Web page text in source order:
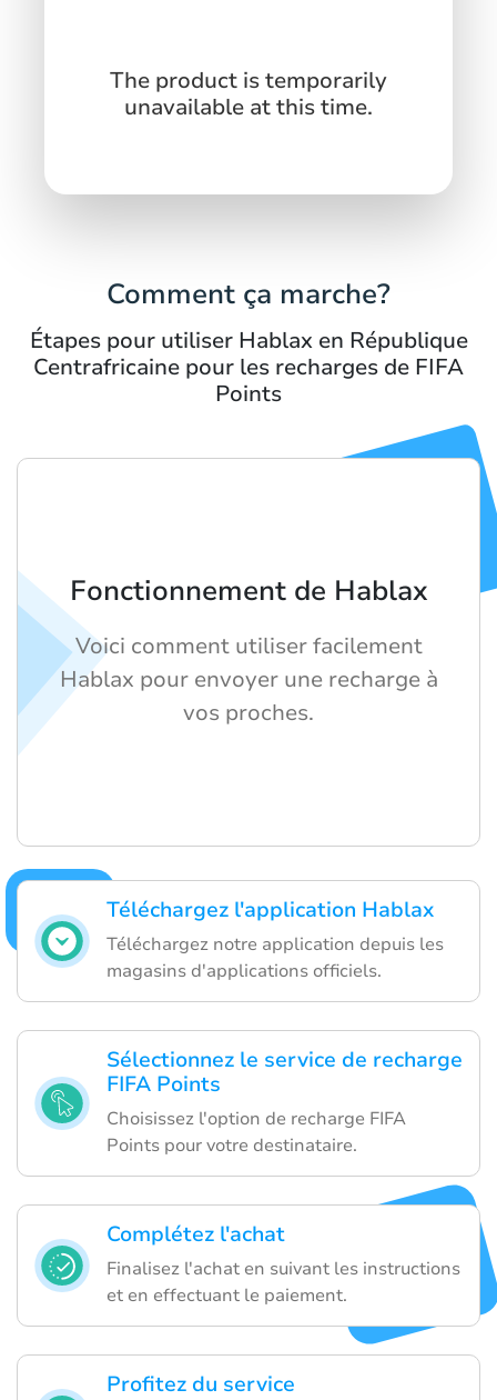
The product is temporarily
unavailable at this time.
Comment ça marche?
Étapes pour utiliser Hablax en République
Centrafricaine pour les recharges de FIFA
Points
Téléchargez l'application Hablax
Téléchargez notre application depuis les
magasins d'applications officiels.
Sélectionnez le service de recharge
FIFA Points
Choisissez l'option de recharge FIFA
Points pour votre destinataire.
Complétez l'achat
Finalisez l'achat en suivant les instructions
et en effectuant le paiement.
Profitez du service
Fonctionnement de Hablax
Voici comment utiliser facilement
Hablax pour envoyer une recharge à
vos proches.